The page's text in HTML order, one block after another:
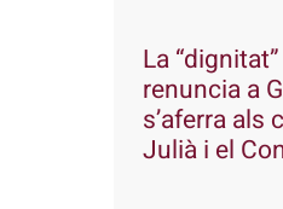
La
renuncia a
s’aferra als
Julià i el